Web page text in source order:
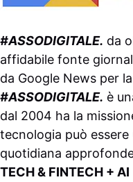
#ASSODIGITALE. da
affidabile fonte
da Google News per
#ASSODIGITALE. è
dal 2004 ha la
tecnologia può
quotidiana
TECH & FINTECH +